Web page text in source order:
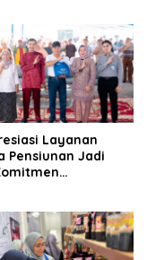
Layanan
Pensiunan Jadi